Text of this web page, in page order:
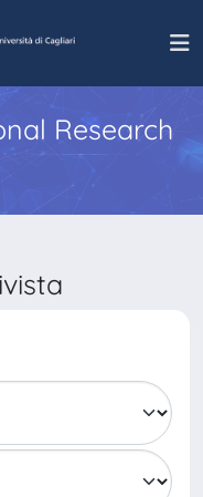
Research